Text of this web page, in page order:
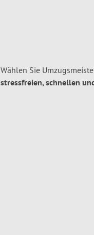
Wählen Sie
stressfreien, schnellen